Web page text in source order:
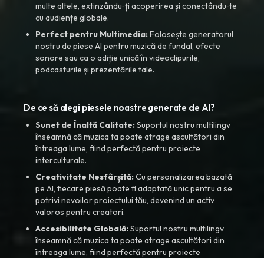
multe altele, extinzându‑ți acoperirea și conectându‑te
cu audiențe globale.
Perfect pentru Multimedia:Folosește generatorul
nostru de piese AI pentru muzică de fundal, efecte
sonore sau ca o adiție unică în videoclipurile,
podcasturile și prezentările tale.
De ce să alegi piesele noastre generate de AI?
Sunet de Înaltă Calitate:Suportul nostru multilingv
înseamnă că muzica ta poate atrage ascultători din
întreaga lume, fiind perfectă pentru proiecte
interculturale.
Creativitate Nesfârșită:Cu personalizarea bazată
pe AI, fiecare piesă poate fi adaptată unic pentru a se
potrivi nevoilor proiectului tău, devenind un activ
valoros pentru creatori.
Accesibilitate Globală:Suportul nostru multilingv
înseamnă că muzica ta poate atrage ascultători din
întreaga lume, fiind perfectă pentru proiecte